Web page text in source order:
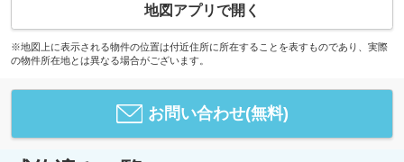
地図アプリで開く
※地図上に表示される物件の位置は付近住所に所在することを表すものであり、実際
の物件所在地とは異なる場合がございます。
お問い合わせ(無料)